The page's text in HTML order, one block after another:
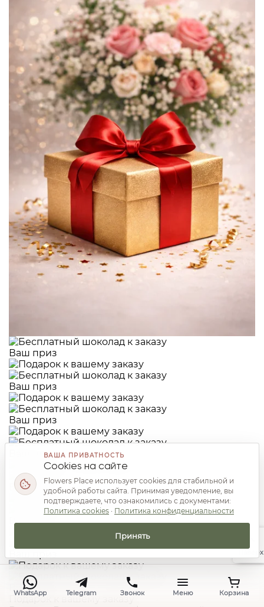
Ваш приз
Ваш приз
Ваш приз
Ваш приз
Ваш приз
Ваш приз
Ваш приз
Подарок к вашему заказу
WhatsApp Telegram Звонок Меню Корзина
Наверх
ВАША ПРИВАТНОСТЬ
Cookies на сайте
Flowers Place использует cookies для стабильной и
удобной работы сайта. Принимая уведомление, вы
подтверждаете, что ознакомились с документами:
Политика cookies · Политика конфиденциальности
Принять